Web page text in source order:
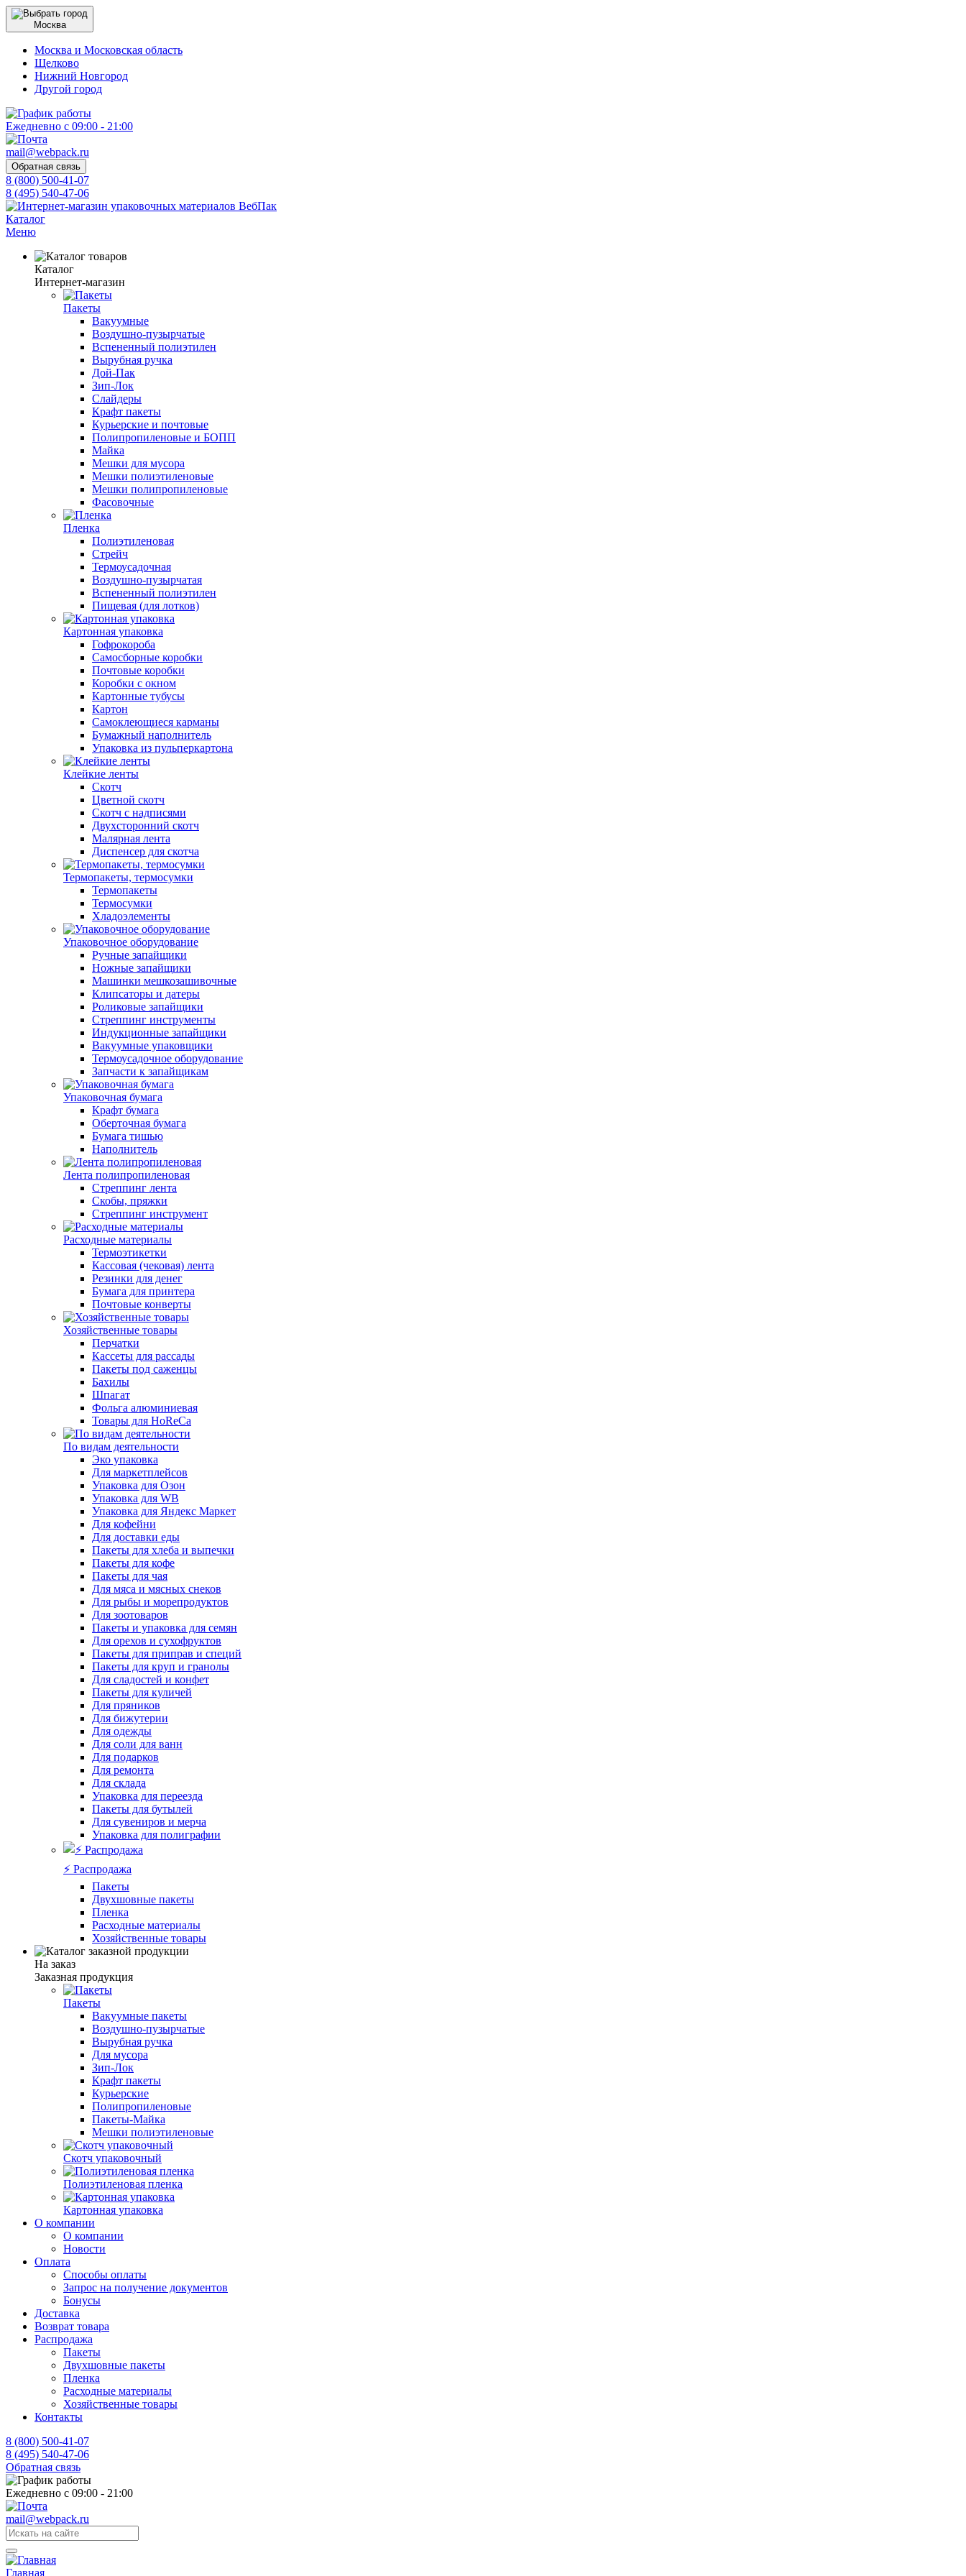
Москва
Москва и Московская область
Щелково
Нижний Новгород
Другой город
Ежедневно с 09:00 - 21:00
mail@webpack.ru
Обратная связь
8 (800) 500-41-07
8 (495) 540-47-06
Каталог
Меню
Каталог
Интернет-магазин
Пакеты
Вакуумные
Воздушно-пузырчатые
Вспененный полиэтилен
Вырубная ручка
Дой-Пак
Зип-Лок
Слайдеры
Крафт пакеты
Курьерские и почтовые
Полипропиленовые и БОПП
Майка
Мешки для мусора
Мешки полиэтиленовые
Мешки полипропиленовые
Фасовочные
Пленка
Полиэтиленовая
Стрейч
Термоусадочная
Воздушно-пузырчатая
Вспененный полиэтилен
Пищевая (для лотков)
Картонная упаковка
Гофрокороба
Самосборные коробки
Почтовые коробки
Коробки с окном
Картонные тубусы
Картон
Самоклеющиеся карманы
Бумажный наполнитель
Упаковка из пульперкартона
Клейкие ленты
Скотч
Цветной скотч
Скотч с надписями
Двухсторонний скотч
Малярная лента
Диспенсер для скотча
Термопакеты, термосумки
Термопакеты
Термосумки
Хладоэлементы
Упаковочное оборудование
Ручные запайщики
Ножные запайщики
Машинки мешкозашивочные
Клипсаторы и датеры
Роликовые запайщики
Стреппинг инструменты
Индукционные запайщики
Вакуумные упаковщики
Термоусадочное оборудование
Запчасти к запайщикам
Упаковочная бумага
Крафт бумага
Оберточная бумага
Бумага тишью
Наполнитель
Лента полипропиленовая
Стреппинг лента
Скобы, пряжки
Стреппинг инструмент
Расходные материалы
Термоэтикетки
Кассовая (чековая) лента
Резинки для денег
Бумага для принтера
Почтовые конверты
Хозяйственные товары
Перчатки
Кассеты для рассады
Пакеты под саженцы
Бахилы
Шпагат
Фольга алюминиевая
Товары для HoReCa
По видам деятельности
Эко упаковка
Для маркетплейсов
Упаковка для Озон
Упаковка для WB
Упаковка для Яндекс Маркет
Для кофейни
Для доставки еды
Пакеты для хлеба и выпечки
Пакеты для кофе
Пакеты для чая
Для мяса и мясных снеков
Для рыбы и морепродуктов
Для зоотоваров
Пакеты и упаковка для семян
Для орехов и сухофруктов
Пакеты для приправ и специй
Пакеты для круп и гранолы
Для сладостей и конфет
Пакеты для куличей
Для пряников
Для бижутерии
Для одежды
Для соли для ванн
Для подарков
Для ремонта
Для склада
Упаковка для переезда
Пакеты для бутылей
Для сувениров и мерча
Упаковка для полиграфии
⚡️ Распродажа
Пакеты
Двухшовные пакеты
Пленка
Расходные материалы
Хозяйственные товары
На заказ
Заказная продукция
Пакеты
Вакуумные пакеты
Воздушно-пузырчатые
Вырубная ручка
Для мусора
Зип-Лок
Крафт пакеты
Курьерские
Полипропиленовые
Пакеты-Майка
Мешки полиэтиленовые
Скотч упаковочный
Полиэтиленовая пленка
Картонная упаковка
О компании
О компании
Новости
Оплата
Способы оплаты
Запрос на получение документов
Бонусы
Доставка
Возврат товара
Распродажа
Пакеты
Двухшовные пакеты
Пленка
Расходные материалы
Хозяйственные товары
Контакты
8 (800) 500-41-07
8 (495) 540-47-06
Обратная связь
Ежедневно с 09:00 - 21:00
mail@webpack.ru
Главная